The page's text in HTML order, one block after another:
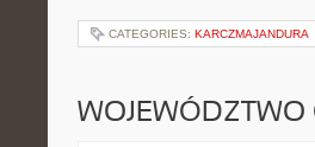
CATEGORIES: KARCZMAJANDURA
WOJEWÓDZTWO